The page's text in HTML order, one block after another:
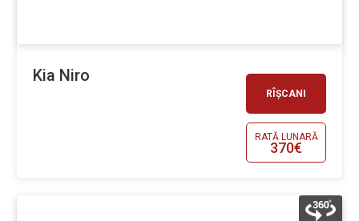
RÎȘCANI
RATĂ LUNARĂ
370€
Kia Niro